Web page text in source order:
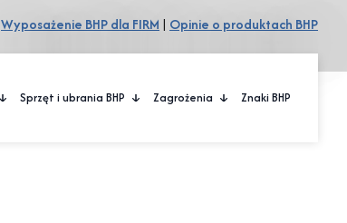
Wyposażenie BHP dla FIRM | Opinie o produktach BHP
Sprzęt i ubrania BHP Zagrożenia Znaki BHP